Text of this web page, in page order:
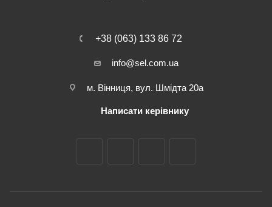
+38 (063) 133 86 72
info@sel.com.ua
м. Вінниця, вул. Шмідта 20а
Написати керівнику